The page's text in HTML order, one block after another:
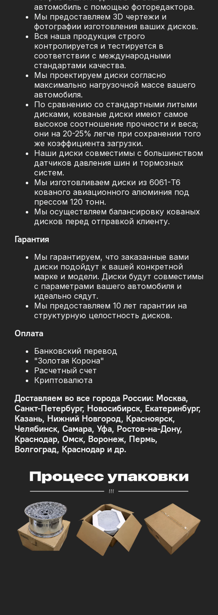
автомобиль с помощью фоторедактора.
Мы предоставляем 3D чертежи и
фотографии изготовления ваших дисков.
Вся наша продукция строго
контролируется и тестируется в
соответствии с международными
стандартами качества.
Мы проектируем диски согласно
максимально нагрузочной массе вашего
автомобиля.
По сравнению со стандартными литыми
дисками, кованые диски имеют самое
высокое соотношение прочности и веса;
они на 20-25% легче при сохранении того
же коэффициента загрузки.
Наши диски совместимы с большинством
датчиков давления шин и тормозных
систем.
Мы изготовливаем диски из 6061-T6
кованого авиационного алюминия под
прессом 120 тонн.
Мы осуществляем балансировку кованых
дисков перед отправкой клиенту.
Гарантия
Мы гарантируем, что заказанные вами
диски подойдут к вашей конкретной
марке и модели. Диски будут совместимы
с параметрами вашего автомобиля и
идеально сядут.
Мы предоставляем 10 лет гарантии на
структурную целостность дисков.
Оплата
Банковский перевод
"Золотая Корона"
Расчетный счет
Криптовалюта
Доставляем во все города России: Москва,
Санкт-Петербург, Новосибирск, Екатеринбург,
Казань, Нижний Новгород, Красноярск,
Челябинск, Самара, Уфа, Ростов-на-Дону,
Краснодар, Омск, Воронеж, Пермь,
Волгоград, Краснодар и др.